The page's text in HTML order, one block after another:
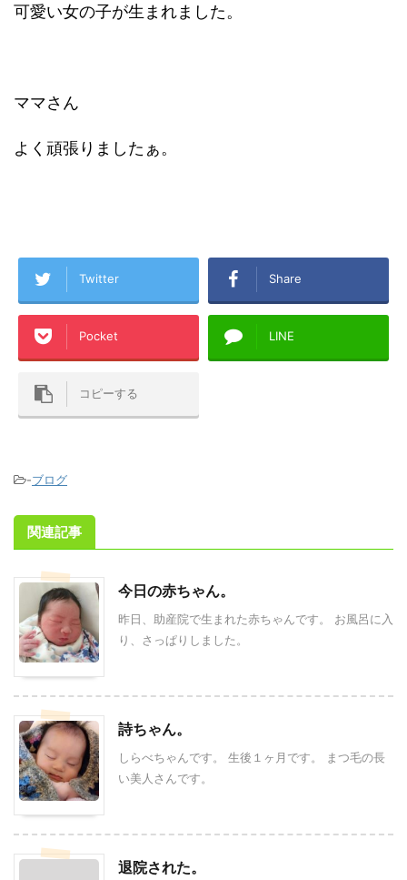
可愛い女の子が生まれました。
ママさん
よく頑張りましたぁ。
Twitter Share
Pocket LINE
コピーする
-ブログ
関連記事
今日の赤ちゃん。
昨日、助産院で生まれた赤ちゃんです。 お風呂に入
り、さっぱりしました。
詩ちゃん。
しらべちゃんです。 生後１ヶ月です。 まつ毛の長
い美人さんです。
退院された。